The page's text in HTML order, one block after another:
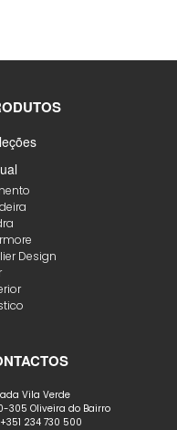
Design
Vila Verde
305 Oliveira do Bairro
234 730 500